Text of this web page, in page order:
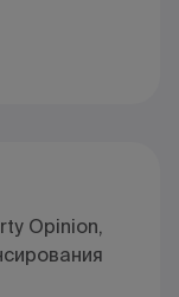
Opinion,